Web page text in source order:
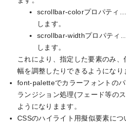
scrollbar-colorプロパティ
します。
scrollbar-widthプロパティ
します。
これにより、指定した要素のみ
幅を調整したりできるようになり
font-paletteでカラーフォントの
ランジション処理(フェード等の
ようになりまます。
CSSのハイライト用擬似要素に